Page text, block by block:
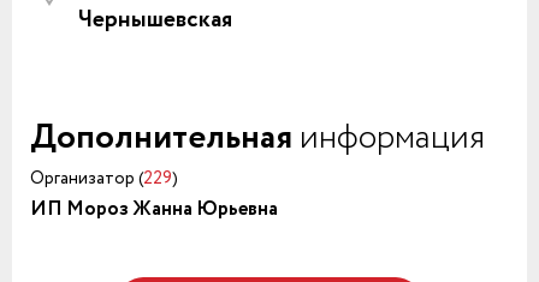
Чернышевская
Дополнительная информация
Организатор (229)
ИП Мороз Жанна Юрьевна